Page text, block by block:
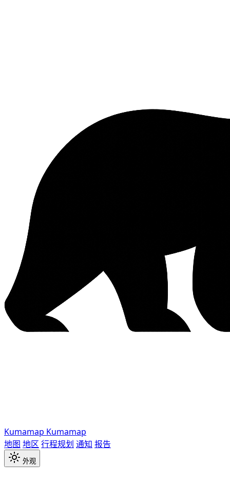
Kumamap Kumamap
地图 地区 行程规划 通知 报告
外观